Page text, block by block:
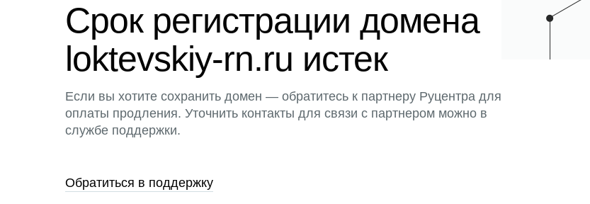
Срок регистрации домена
loktevskiy-rn.ru истек
Если вы хотите сохранить домен — обратитесь к партнеру Руцентра для
оплаты продления. Уточнить контакты для связи с партнером можно в
службе поддержки.
Обратиться в поддержку